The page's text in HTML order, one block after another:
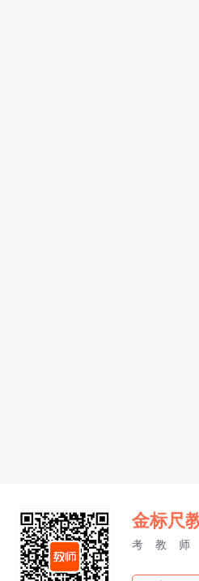
金标尺
考教